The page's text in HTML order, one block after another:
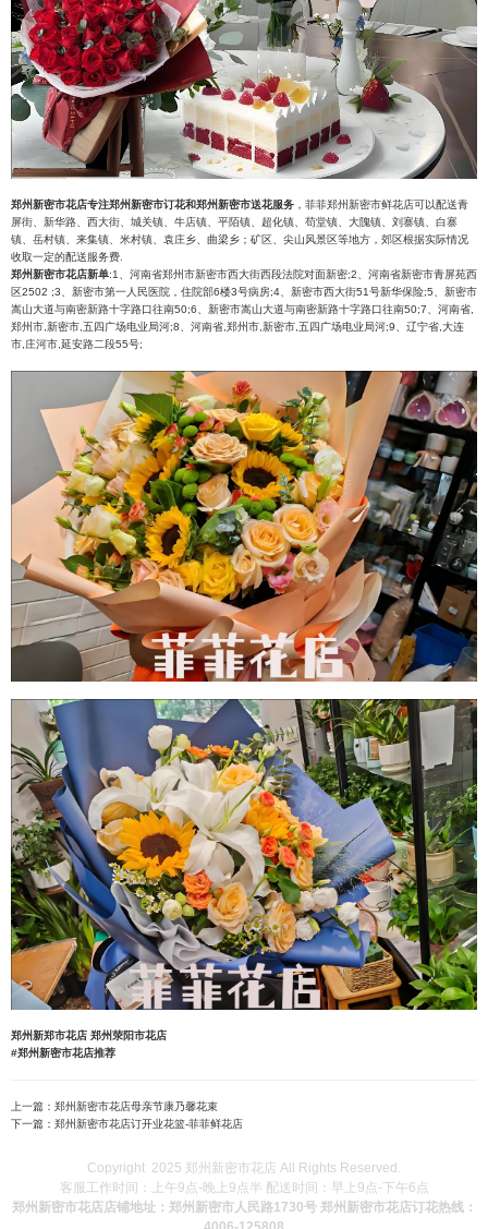
郑州新密市花店专注郑州新密市订花和郑州新密市送花服务 ，菲菲郑州新密市鲜花店可以配送青
屏街、新华路、西大街、城关镇、牛店镇、平陌镇、超化镇、苟堂镇、大隗镇、刘寨镇、白寨
镇、岳村镇、来集镇、米村镇、袁庄乡、曲梁乡；矿区、尖山风景区等地方，郊区根据实际情况
收取一定的配送服务费.
郑州新密市花店新单:1、河南省郑州市新密市西大街西段法院对面新密;2、河南省新密市青屏苑西
区2502 ;3、新密市第一人民医院，住院部6楼3号病房;4、新密市西大街51号新华保险;5、新密市
嵩山大道与南密新路十字路口往南50;6、新密市嵩山大道与南密新路十字路口往南50;7、河南省,
郑州市,新密市,五四广场电业局河;8、河南省,郑州市,新密市,五四广场电业局河;9、辽宁省,大连
市,庄河市,延安路二段55号;
郑州新郑市花店 郑州荥阳市花店
#郑州新密市花店推荐
上一篇： 郑州新密市花店母亲节康乃馨花束
下一篇： 郑州新密市花店订开业花篮-菲菲鲜花店
Copyright 2025 郑州新密市花店 All Rights Reserved.
客服工作时间：上午9点-晚上9点半 配送时间：早上9点-下午6点
郑州新密市花店店铺地址：郑州新密市人民路1730号 郑州新密市花店订花热线：